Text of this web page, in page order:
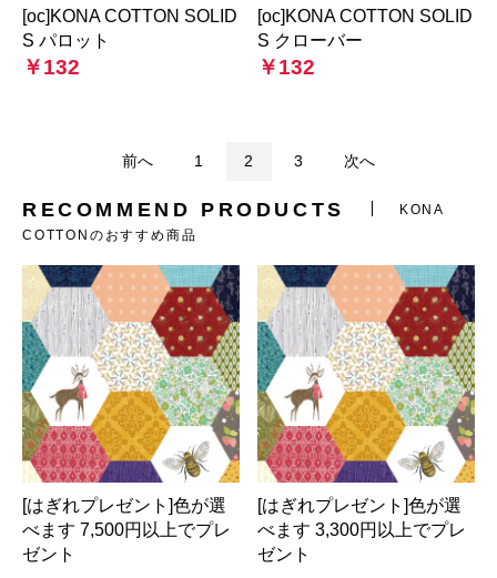
[oc]KONA COTTON SOLID
S パロット
￥132
[oc]KONA COTTON SOLID
S クローバー
￥132
前へ 1 2 3 次へ
RECOMMEND PRODUCTS
KONA
COTTONのおすすめ商品
[はぎれプレゼント]色が選
べます 7,500円以上でプレ
ゼント
[はぎれプレゼント]色が選
べます 3,300円以上でプレ
ゼント